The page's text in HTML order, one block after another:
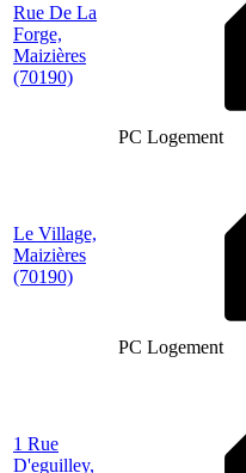
Rue De La
Forge,
Maizières
(70190)
PC Logement
Le Village,
Maizières
(70190)
PC Logement
1 Rue
D'eguilley,